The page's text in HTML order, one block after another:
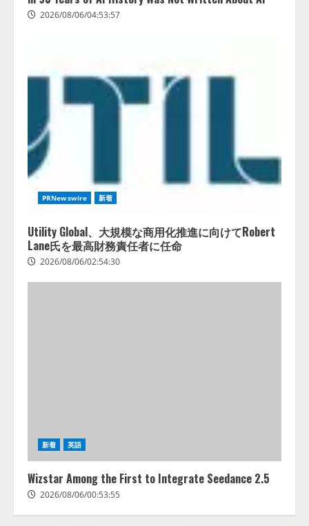
2026/08/06/04:53:57
PRNewswire 新着
Utility Global、大規模な商用化推進に向けてRobert
Lane氏を最高財務責任者に任命
2026/08/06/02:54:30
新着 英語
Wizstar Among the First to Integrate Seedance 2.5
2026/08/06/00:53:55